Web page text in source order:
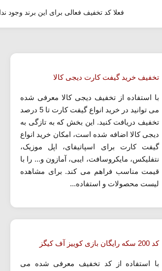
فعلا کد تخفیف فعالی برای این برند وجود
تخفیف خرید گیفت کارت دیجی کالا
با استفاده از تخفیف دیجی کالا معرفی شده
می توانید در خرید انواع گیفت کارت تا 5 درصد
تخفیف دریافت کنید. این بخش که به تازگی به
دیجی کالا اضافه شده است، امکان خرید انواع
گیفت کارت برای اسپاتیفای، اپل موزیک،
نتفلیکس، مایکروسافت، ایبی، آمازون و... را با
قیمت مناسب فراهم می کند. برای مشاهده
لیست محصولات و استفاده...
کد 200 سکه رایگان بازی کوییز آف کیگز
با استفاده از کد تخفیف معرفی شده می